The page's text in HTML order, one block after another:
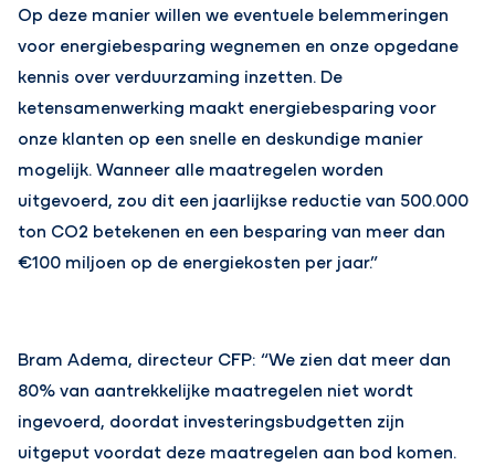
Op deze manier willen we eventuele belemmeringen
voor energiebesparing wegnemen en onze opgedane
kennis over verduurzaming inzetten. De
ketensamenwerking maakt energiebesparing voor
onze klanten op een snelle en deskundige manier
mogelijk. Wanneer alle maatregelen worden
uitgevoerd, zou dit een jaarlijkse reductie van 500.000
ton CO2 betekenen en een besparing van meer dan
€100 miljoen op de energiekosten per jaar.”
Bram Adema, directeur CFP: “We zien dat meer dan
80% van aantrekkelijke maatregelen niet wordt
ingevoerd, doordat investeringsbudgetten zijn
uitgeput voordat deze maatregelen aan bod komen.